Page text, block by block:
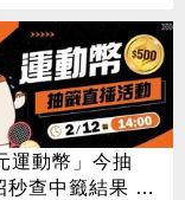
運動幣」今抽
秒查中籤結果 領